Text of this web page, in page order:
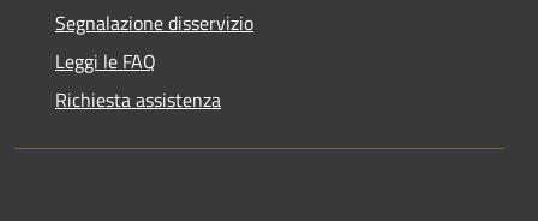
Segnalazione disservizio
Leggi le FAQ
Richiesta assistenza